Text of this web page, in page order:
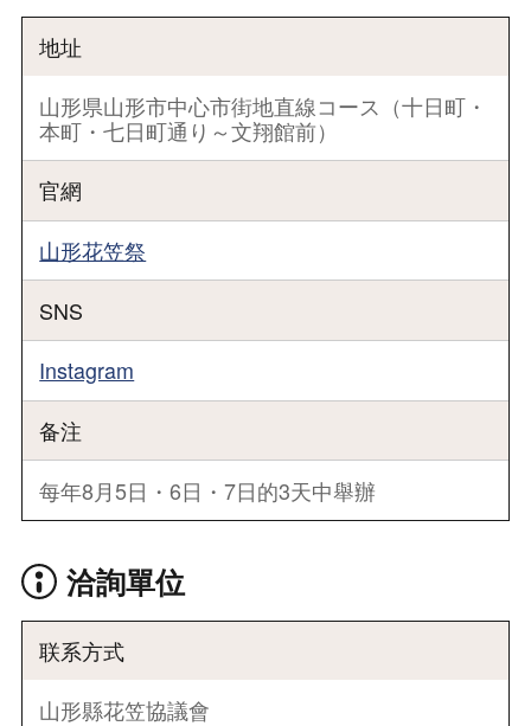
地址
山形県山形市中心市街地直線コース（十日町・
本町・七日町通り～文翔館前）
官網
山形花笠祭
SNS
Instagram
备注
每年8月5日・6日・7日的3天中舉辦
洽詢單位
联系方式
山形縣花笠協議會